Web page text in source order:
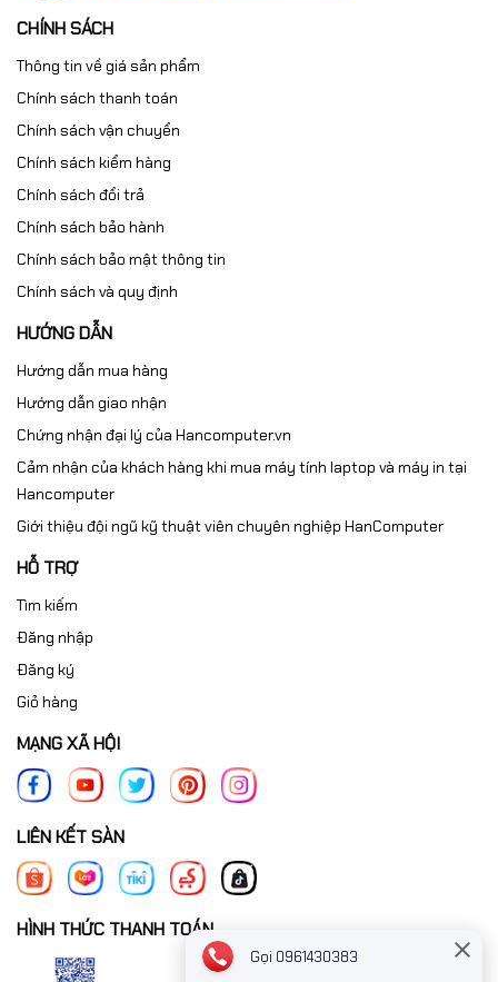
CHÍNH SÁCH
Thông tin về giá sản phẩm
Chính sách thanh toán
Chính sách vận chuyển
Chính sách kiểm hàng
Chính sách đổi trả
Chính sách bảo hành
Chính sách bảo mật thông tin
Chính sách và quy định
HƯỚNG DẪN
Hướng dẫn mua hàng
Hướng dẫn giao nhận
Chứng nhận đại lý của Hancomputer.vn
Cảm nhận của khách hàng khi mua máy tính laptop và máy in tại
Hancomputer
Giới thiệu đội ngũ kỹ thuật viên chuyên nghiệp HanComputer
HỖ TRỢ
Tìm kiếm
Đăng nhập
Đăng ký
Giỏ hàng
MẠNG XÃ HỘI
LIÊN KẾT SÀN
HÌNH THỨC THANH TOÁN
Gọi 0961430383